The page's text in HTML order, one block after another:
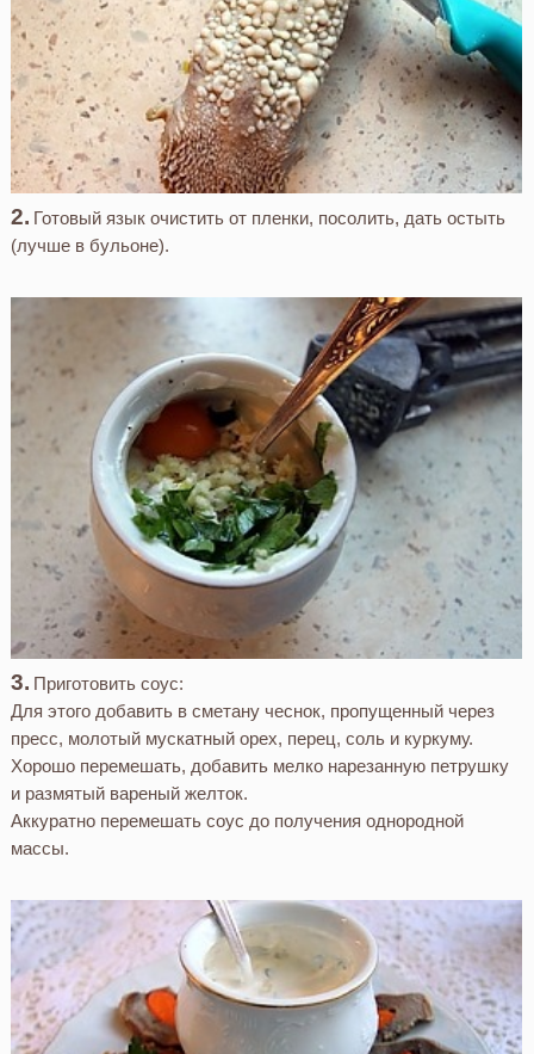
Готовый язык очистить от пленки, посолить, дать остыть
(лучше в бульоне).
Приготовить соус:
Для этого добавить в сметану чеснок, пропущенный через
пресс, молотый мускатный орех, перец, соль и куркуму.
Хорошо перемешать, добавить мелко нарезанную петрушку
и размятый вареный желток.
Аккуратно перемешать соус до получения однородной
массы.